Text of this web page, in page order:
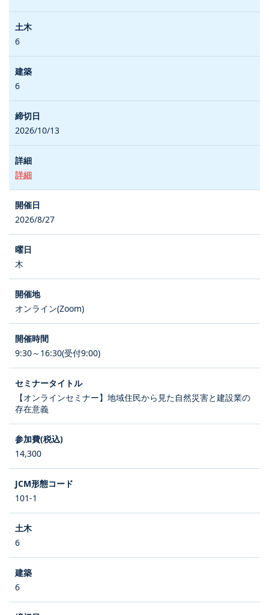
6
6
2026/10/13
詳細
2026/8/27
木
オンライン(Zoom)
9:30～16:30(受付9:00)
【オンラインセミナー】地域住民から見た自然災害と建設業の
存在意義
14,300
101-1
6
6